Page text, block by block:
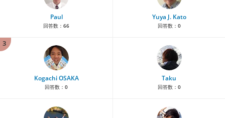
Paul
回答数： 66
Yuya J. Kato
回答数： 0
3
Kogachi OSAKA
回答数： 0
Taku
回答数： 0